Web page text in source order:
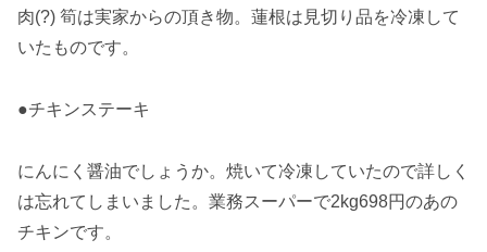
肉(?) 筍は実家からの頂き物。蓮根は見切り品を冷凍して
いたものです。
●チキンステーキ
にんにく醤油でしょうか。焼いて冷凍していたので詳しく
は忘れてしまいました。業務スーパーで2kg698円のあの
チキンです。